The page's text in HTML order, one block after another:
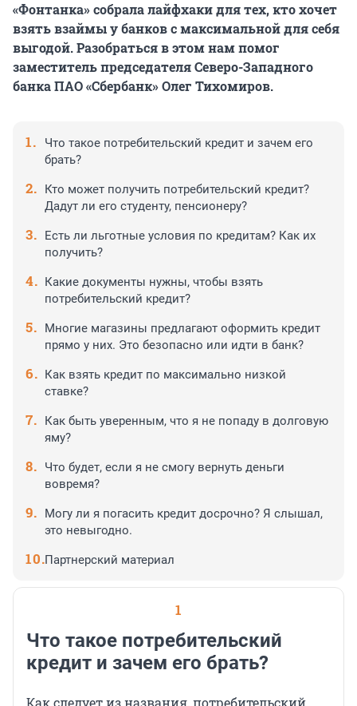
«Фонтанка» собрала лайфхаки для тех, кто хочет
взять взаймы у банков с максимальной для себя
выгодой. Разобраться в этом нам помог
заместитель председателя Северо-Западного
банка ПАО «Сбербанк» Олег Тихомиров.
Что такое потребительский кредит и зачем его
брать?
Кто может получить потребительский кредит?
Дадут ли его студенту, пенсионеру?
Есть ли льготные условия по кредитам? Как их
получить?
Какие документы нужны, чтобы взять
потребительский кредит?
Многие магазины предлагают оформить кредит
прямо у них. Это безопасно или идти в банк?
Как взять кредит по максимально низкой
ставке?
Как быть уверенным, что я не попаду в долговую
яму?
Что будет, если я не смогу вернуть деньги
вовремя?
Могу ли я погасить кредит досрочно? Я слышал,
это невыгодно.
Партнерский материал
1
Что такое потребительский
кредит и зачем его брать?
Как следует из названия, потребительский